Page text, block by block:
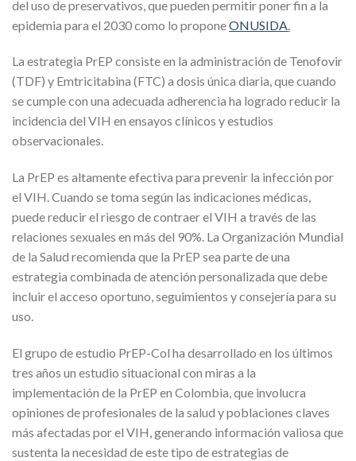
del uso de preservativos, que pueden permitir poner fin a la
epidemia para el 2030 como lo proponeONUSIDA
La estrategia PrEP consiste en la administración de Tenofovir
(TDF) y Emtricitabina (FTC) a dosis única diaria, que cuando
se cumple con una adecuada adherencia ha logrado reducir la
incidencia del VIH en ensayos clínicos y estudios
observacionales.
La PrEP es altamente efectiva para prevenir la infección por
el VIH. Cuando se toma según las indicaciones médicas,
puede reducir el riesgo de contraer el VIH a través de las
relaciones sexuales en más del 90%. La Organización Mundial
de la Salud recomienda que la PrEP sea parte de una
estrategia combinada de atención personalizada que debe
incluir el acceso oportuno, seguimientos y consejería para su
uso.
El grupo de estudio PrEP-Col ha desarrollado en los últimos
tres años un estudio situacional con miras a la
implementación de la PrEP en Colombia, que involucra
opiniones de profesionales de la salud y poblaciones claves
más afectadas por el VIH, generando información valiosa que
sustenta la necesidad de este tipo de estrategias de